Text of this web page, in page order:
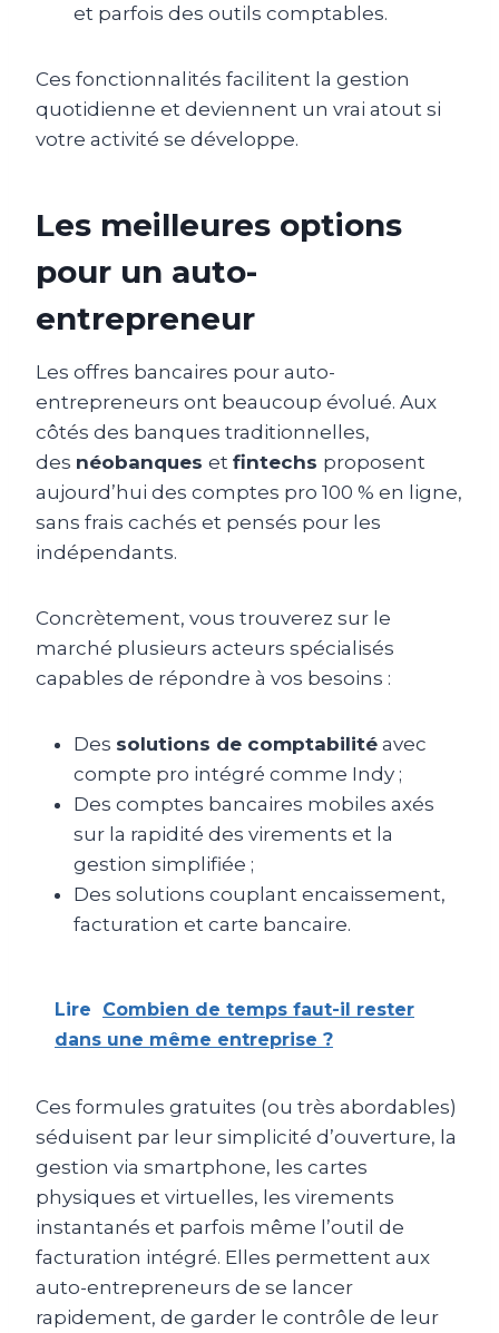
et parfois des outils comptables.
Ces fonctionnalités facilitent la gestion
quotidienne et deviennent un vrai atout si
votre activité se développe.
Les meilleures options
pour un auto-
entrepreneur
Les offres bancaires pour auto-
entrepreneurs ont beaucoup évolué. Aux
côtés des banques traditionnelles,
des néobanques et fintechs proposent
aujourd’hui des comptes pro 100 % en ligne,
sans frais cachés et pensés pour les
indépendants.
Concrètement, vous trouverez sur le
marché plusieurs acteurs spécialisés
capables de répondre à vos besoins :
Des solutions de comptabilité avec
compte pro intégré comme Indy ;
Des comptes bancaires mobiles axés
sur la rapidité des virements et la
gestion simplifiée ;
Des solutions couplant encaissement,
facturation et carte bancaire.
Lire
Combien de temps faut-il rester
dans une même entreprise ?
Ces formules gratuites (ou très abordables)
séduisent par leur simplicité d’ouverture, la
gestion via smartphone, les cartes
physiques et virtuelles, les virements
instantanés et parfois même l’outil de
facturation intégré. Elles permettent aux
auto-entrepreneurs de se lancer
rapidement, de garder le contrôle de leur